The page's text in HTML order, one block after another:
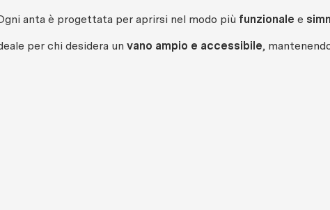
anta è progettata per aprirsi nel modo più funzionale e
per chi desidera un vano ampio e accessibile,